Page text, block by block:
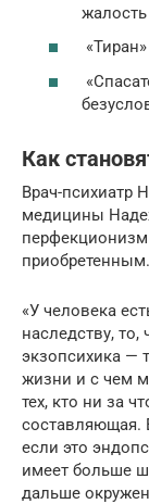
Как
Врач-психиатр
медицины
приобретенным.
«У человека
наследству,
экзопсихика —
жизни и с чем
тех, кто ни за
составляющая.
если это
имеет больше
дальше